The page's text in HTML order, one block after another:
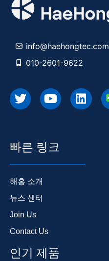
info@haehongtec.com
010-2601-9622
빠른 링크
해홍 소개
뉴스 센터
Join Us
Contact Us
인기 제품